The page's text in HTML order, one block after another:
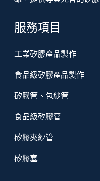
服務項目
工業矽膠產品製作
食品級矽膠產品製作
矽膠管、包紗管
食品級矽膠管
矽膠夾紗管
矽膠塞